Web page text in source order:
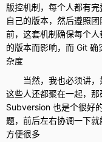
版控机制，每个人都有
自己的版本，然后遵照
前，这套机制确保每个
的版本而影响，而 Git
杂度
当然，我也必须讲
这些人还都聚在一起，
Subversion 也是个很好
题，前后左右协调一下
方便很多